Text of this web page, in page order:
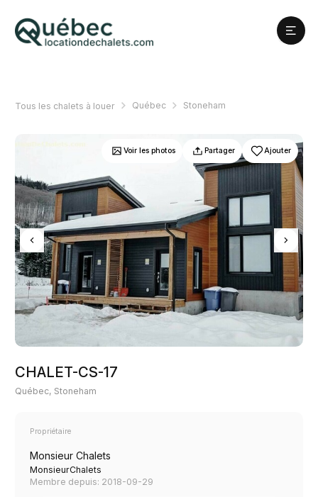
Tous les chalets à louer Québec Stoneham
CHALET-CS-17
Québec, Stoneham
Propriétaire
Monsieur Chalets
MonsieurChalets
Membre depuis: 2018-09-29
Voir les photos Partager Ajouter